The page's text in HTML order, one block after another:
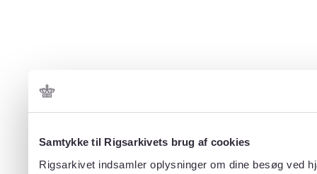
Samtykke til Rigsarkivets brug af cookies
Rigsarkivet indsamler oplysninger om dine besøg ved